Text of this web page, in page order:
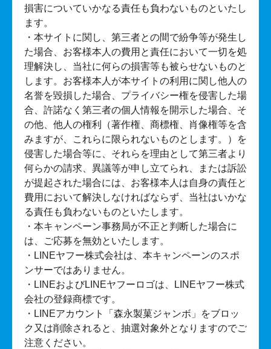
損害についていかなる責任も負わないものといたし
ます。
・本サイトに関し、第三者との間で紛争等が発生し
た場合、お客様本人の費用と責任において一切を処
理解決し、当社に何らの損害等も被らせないものと
します。お客様本人が本サイトの利用に関し他人の
名誉を毀損した場合、プライバシー権を侵害した場
合、許諾なく第三者の個人情報を開示した場合、そ
の他、他人の権利（著作権、商標権、肖像権等を含
みますが、これらに限られないものとします。）を
侵害した場合等に、それらを理由として第三者より
何らかの請求、異議等が申し立てられ、または訴訟
が提起された場合には、お客様本人は自身の責任と
費用において解決しなければならず、当社はいかな
る責任も負わないものといたします。
・本キャンペーン事務局が不正と判断した場合に
は、ご応募を無効といたします。
・LINEヤフー株式会社は、本キャンペーンのスポ
ンサーではありません。
・LINEおよびLINEヤフーロゴは、LINEヤフー株式
会社の登録商標です。
・LINEアカウント「森永製菓ジャンボ」をブロッ
ク又は削除されると、抽選対象外となりますのでご
注意ください。